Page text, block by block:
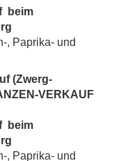
beim
, Paprika- und
(Zwerg-
VERKAUF
beim
, Paprika- und